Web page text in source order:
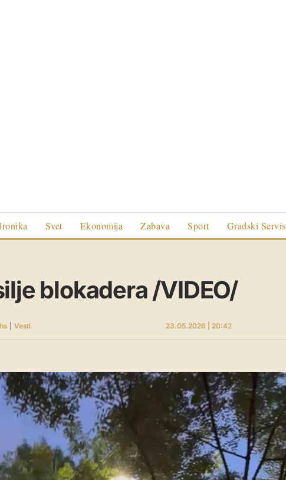
Svet Ekonomija Zabava Sport Gradski Servis
blokadera /VIDEO/
Vesti 23.05.2026 | 20:42